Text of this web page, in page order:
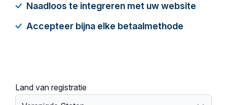
Naadloos te integreren met uw website
Accepteer bijna elke betaalmethode
Land van registratie